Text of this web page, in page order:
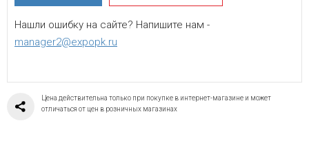
Нашли ошибку на сайте? Напишите нам -
manager2@expopk.ru
Цена действительна только при покупке в интернет-магазине и может
отличаться от цен в розничных магазинах